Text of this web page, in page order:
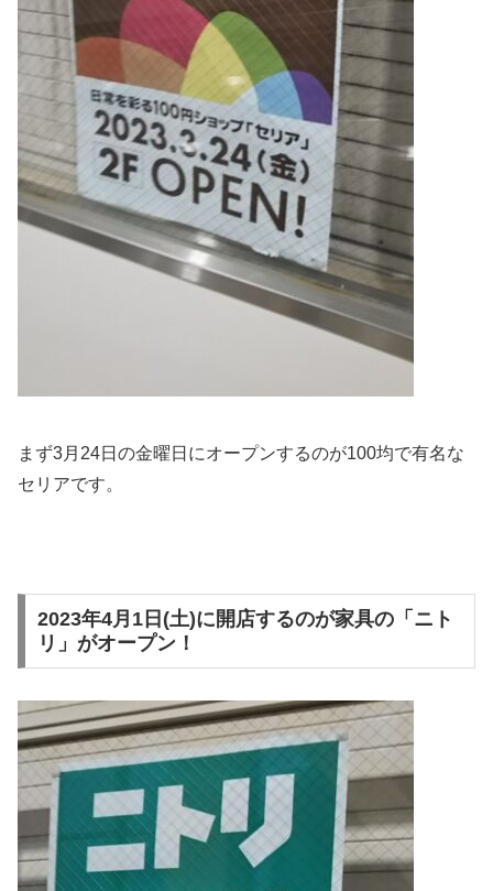
まず3月24日の金曜日にオープンするのが100均で有名な
セリアです。
2023年4月1日(土)に開店するのが家具の「ニト
リ」がオープン！